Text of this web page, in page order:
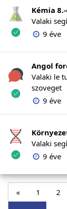
Kémia
Valaki
9 éve
Angol
Valaki le
szoveget
9 éve
Valaki
9 éve
« 1 2